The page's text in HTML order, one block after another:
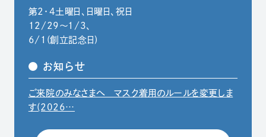
第2・4土曜日、日曜日、祝日
12/29〜1/3、
6/1(創立記念日)
お知らせ
ご来院のみなさまへ マスク着用のルールを変更しま
す(2026…